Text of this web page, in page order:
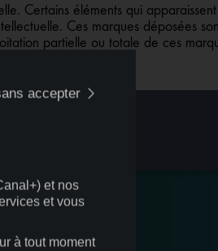
Certains éléments qui
Ces marques déposées
partielle ou totale de ces
accepter
et nos
et vous
à tout moment